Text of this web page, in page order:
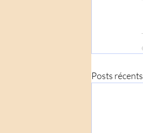
Posts récents